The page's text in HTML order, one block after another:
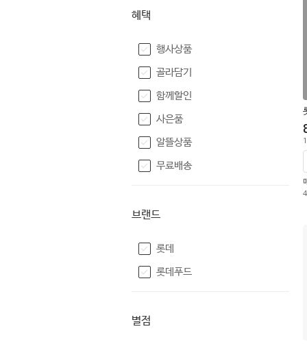
혜택
행사상품
골라담기
함께할인
사은품
알뜰상품
무료배송
브랜드
롯데
롯데푸드
별점